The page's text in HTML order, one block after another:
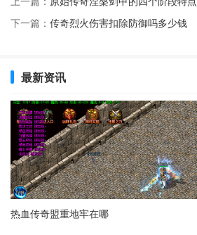
下一篇： 传奇烈火伤害扣除防御吗多少钱
最新资讯
热血传奇盟重地牢在哪